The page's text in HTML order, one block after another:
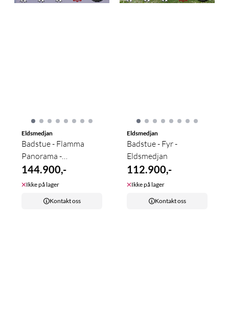
Eldsmedjan
Badstue - Flamma
Panorama -
Eldsmedjan
144.900,-
Ikke på lager
Kontakt oss
Eldsmedjan
Badstue - Fyr -
Eldsmedjan
112.900,-
Ikke på lager
Kontakt oss